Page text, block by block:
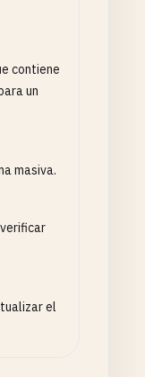
contiene
un
masiva.
el